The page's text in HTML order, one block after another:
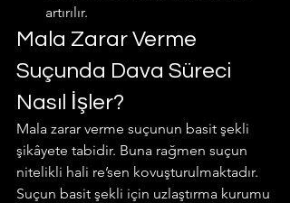
artırılır.
Mala Zarar Verme
Suçunda Dava Süreci
Nasıl İşler?
Mala zarar verme suçunun basit şekli
şikâyete tabidir. Buna rağmen suçun
nitelikli hali re’sen kovuşturulmaktadır.
Suçun basit şekli için uzlaştırma kurumu